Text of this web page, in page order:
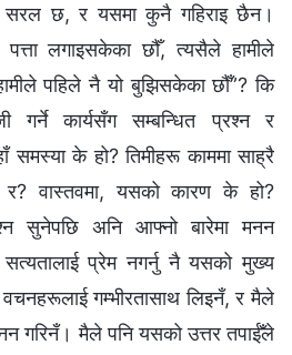
सरल छ, र यसमा कुनै गहिराइ छैन।
पत्ता लगाइसकेका छौँ, त्यसैले हामीले
पहिले नै यो बुझिसकेका छौँ”? कि
गर्ने कार्यसँग सम्‍बन्धित प्रश्‍न र
समस्या के हो? तिमीहरू काममा साह्रै
वास्तवमा, यसको कारण के हो?
सुनेपछि अनि आफ्‍नो बारेमा मनन
प्रेम नगर्नु नै यसको मुख्य
गम्‍भीरतासाथ लिइनँ, र मैले
गरिनँ। मैले पनि यसको उत्तर तपाईँले